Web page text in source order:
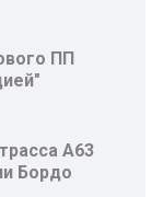
ПП
A63
Бордо